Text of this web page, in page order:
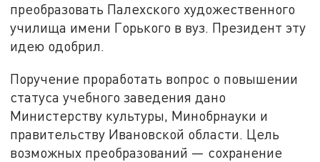
преобразовать Палехского художественного
училища имени Горького в вуз. Президент эту
идею одобрил.
Поручение проработать вопрос о повышении
статуса учебного заведения дано
Министерству культуры, Минобрнауки и
правительству Ивановской области. Цель
возможных преобразований — сохранение